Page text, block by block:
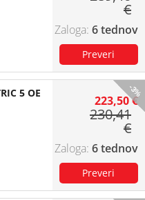
€
6 tednov
-3%
5 OE
223,50 €
230,41
€
6 tednov